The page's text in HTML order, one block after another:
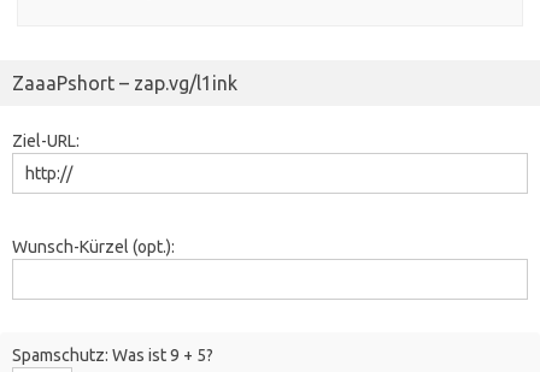
ZaaaPshort – zap.vg/l1ink
Ziel-URL:
Wunsch-Kürzel (opt.):
Spamschutz: Was ist 9 + 5?